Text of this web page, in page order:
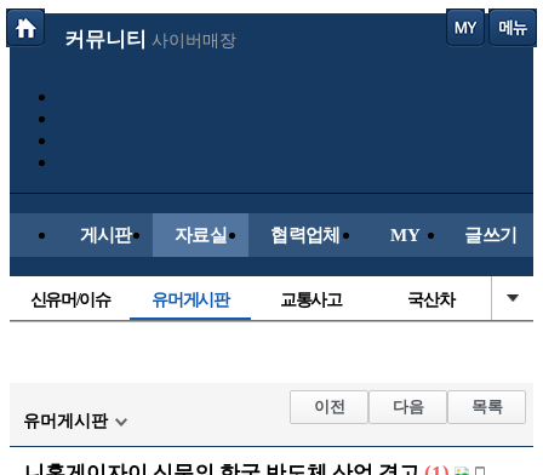
커뮤니티 사이버매장
게시판 자료실 협력업체 MY 글쓰기
신유머/이슈 유머게시판 교통사고 국산차
자유사진 군사/무기
트럭/버스
유머게시판
이전 다음 목록